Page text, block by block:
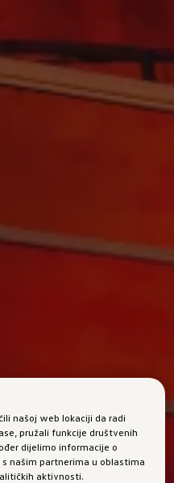
našoj web lokaciji da radi
pružali funkcije društvenih
dijelimo informacije o
našim partnerima u oblastima
aktivnosti.